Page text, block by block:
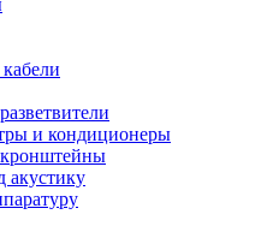
и кондиционеры
акустику